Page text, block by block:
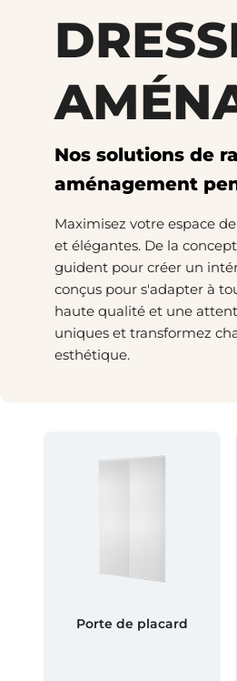
Nos solutions de
aménagement
Maximisez votre espace
et élégantes. De la
guident pour créer un
conçus pour s'adapter à
haute qualité et une
uniques et transformez
esthétique.
Porte de placard